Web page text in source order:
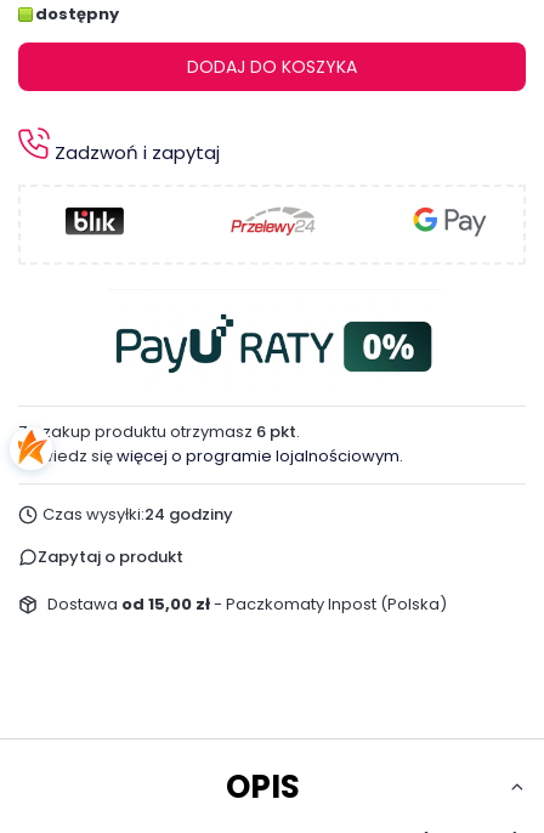
dostępny
DODAJ DO KOSZYKA
Zadzwoń i zapytaj
Za zakup produktu otrzymasz 6 pkt.
Dowiedz sięwięcej o programie lojalnościowym.
Czas wysyłki:24 godziny
Zapytaj o produkt
Dostawa od 15,00 zł- Paczkomaty Inpost (Polska)
OPIS